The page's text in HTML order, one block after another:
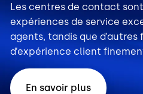
Les centres de contact
expériences de service
agents, tandis que
d’expérience client
En savoir plus